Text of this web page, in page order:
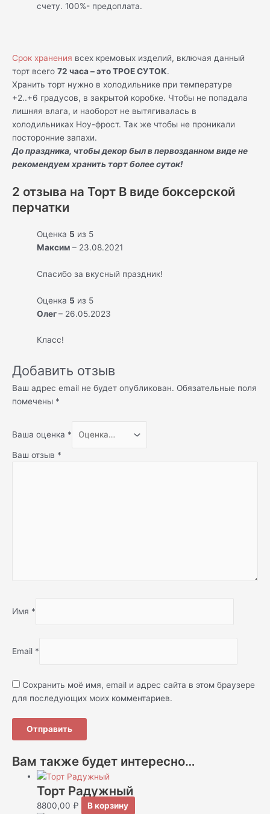
счету. 100%- предоплата.
Срок хранения всех кремовых изделий, включая данный
торт всего 72 часа – это ТРОЕ СУТОК.
Хранить торт нужно в холодильнике при температуре
+2..+6 градусов, в закрытой коробке. Чтобы не попадала
лишняя влага, и наоборот не вытягивалась в
холодильниках Ноу-фрост. Так же чтобы не проникали
посторонние запахи.
До праздника, чтобы декор был в первозданном виде не
рекомендуем хранить торт более суток!
2 отзыва на Торт В виде боксерской
перчатки
Оценка 5 из 5
Максим– 23.08.2021
Спасибо за вкусный праздник!
Оценка 5 из 5
Олег– 26.05.2023
Класс!
Добавить отзыв
Ваш адрес email не будет опубликован. Обязательные поля
помечены *
Ваша оценка *
Ваш отзыв *
Имя *
Email *
Сохранить моё имя, email и адрес сайта в этом браузере
для последующих моих комментариев.
Вам также будет интересно…
Торт Радужный
8800,00₽ В корзину